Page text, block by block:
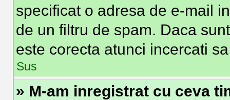
specificat o adresa de e-mail
de un filtru de spam. Daca
este corecta atunci incercati
Sus
» M-am inregistrat cu ceva